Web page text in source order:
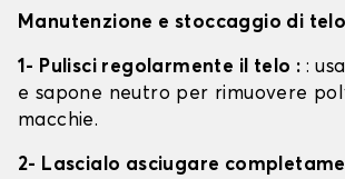
Manutenzione e stoccaggio di
1- Pulisci regolarmente il telo : :
e sapone neutro per rimuovere
macchie.
2- Lascialo asciugare